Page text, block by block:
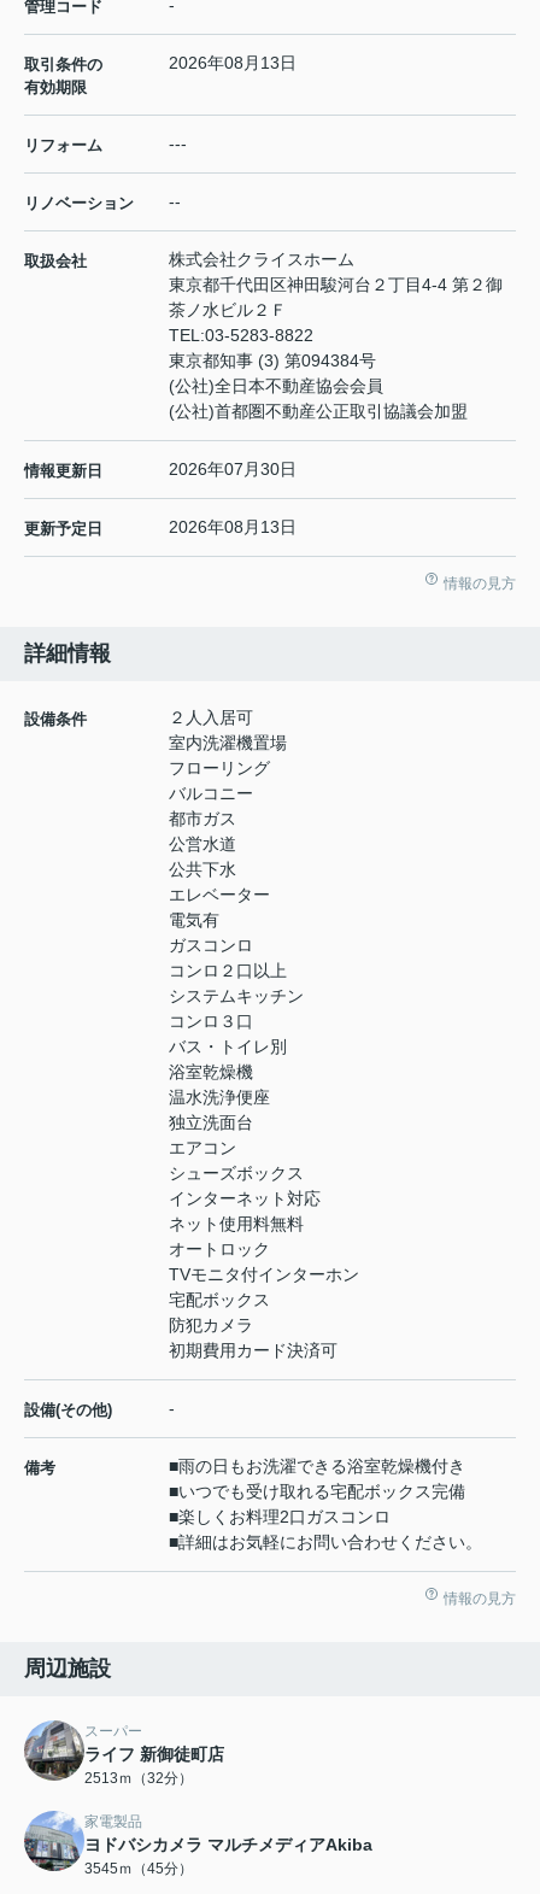
管理コード -
取引条件の
有効期限
2026年08月13日
リフォーム ---
リノベーション --
取扱会社
株式会社クライスホーム
東京都千代田区神田駿河台２丁目4-4 第２御
茶ノ水ビル２Ｆ
TEL:03-5283-8822
東京都知事 (3) 第094384号
(公社)全日本不動産協会会員
(公社)首都圏不動産公正取引協議会加盟
情報更新日 2026年07月30日
更新予定日 2026年08月13日
情報の見方
詳細情報
設備条件
２人入居可
室内洗濯機置場
フローリング
バルコニー
都市ガス
公営水道
公共下水
エレベーター
電気有
ガスコンロ
コンロ２口以上
システムキッチン
コンロ３口
バス・トイレ別
浴室乾燥機
温水洗浄便座
独立洗面台
エアコン
シューズボックス
インターネット対応
ネット使用料無料
オートロック
TVモニタ付インターホン
宅配ボックス
防犯カメラ
初期費用カード決済可
設備(その他) -
備考
■雨の日もお洗濯できる浴室乾燥機付き
■いつでも受け取れる宅配ボックス完備
■楽しくお料理2口ガスコンロ
■詳細はお気軽にお問い合わせください。
情報の見方
周辺施設
スーパー
ライフ 新御徒町店
2513ｍ（32分）
家電製品
ヨドバシカメラ マルチメディアAkiba
3545ｍ（45分）